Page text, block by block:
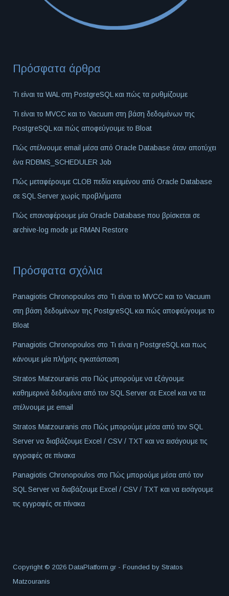
Πρόσφατα άρθρα
Τι είναι τα WAL στη PostgreSQL και πώς τα ρυθμίζουμε
Τι είναι το MVCC και το Vacuum στη βάση δεδομένων της
PostgreSQL και πώς αποφεύγουμε το Bloat
Πώς στέλνουμε email μέσα από Oracle Database όταν αποτύχει
ένα RDBMS_SCHEDULER Job
Πώς μεταφέρουμε CLOB πεδία κειμένου από Oracle Database
σε SQL Server χωρίς προβλήματα
Πώς επαναφέρουμε μία Oracle Database που βρίσκεται σε
archive-log mode με RMAN Restore
Πρόσφατα σχόλια
Panagiotis Chronopoulos στο Τι είναι το MVCC και το Vacuum
στη βάση δεδομένων της PostgreSQL και πώς αποφεύγουμε το
Bloat
Panagiotis Chronopoulos στο Τι είναι η PostgreSQL και πως
κάνουμε μία πλήρης εγκατάσταση
Stratos Matzouranis στο Πώς μπορούμε να εξάγουμε
καθημερινά δεδομένα από τον SQL Server σε Excel και να τα
στέλνουμε με email
Stratos Matzouranis στο Πώς μπορούμε μέσα από τον SQL
Server να διαβάζουμε Excel / CSV / TXT και να εισάγουμε τις
εγγραφές σε πίνακα
Panagiotis Chronopoulos στο Πώς μπορούμε μέσα από τον
SQL Server να διαβάζουμε Excel / CSV / TXT και να εισάγουμε
τις εγγραφές σε πίνακα
Copyright © 2026 DataPlatform.gr - Founded by Stratos
Matzouranis